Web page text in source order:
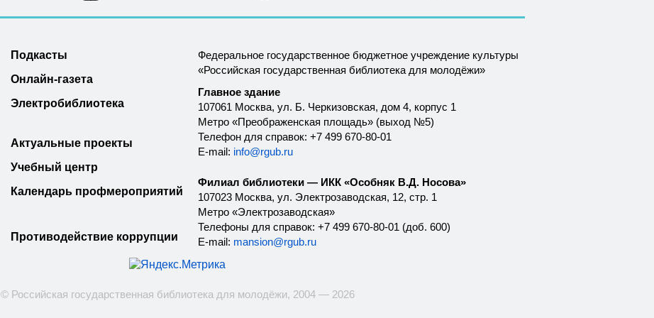
Подкасты
Онлайн-газета
Электробиблиотека
Актуальные проекты
Учебный центр
Календарь профмероприятий
Противодействие коррупции
Федеральное государственное бюджетное учреждение культуры
«Российская государственная библиотека для молодёжи»
Главное здание
107061 Москва, ул. Б. Черкизовская, дом 4, корпус 1
Метро «Преображенская площадь» (выход №5)
Телефон для справок: +7 499 670-80-01
E-mail: info@rgub.ru
Филиал библиотеки — ИКК «Особняк В.Д. Носова»
107023 Москва, ул. Электрозаводская, 12, стр. 1
Метро «Электрозаводская»
Телефоны для справок: +7 499 670-80-01 (доб. 600)
E-mail: mansion@rgub.ru
© Российская государственная библиотека для молодёжи, 2004 — 2026